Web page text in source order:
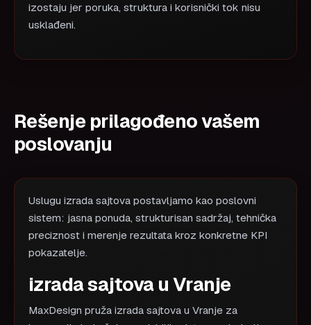
izostaju jer poruka, struktura i korisnički tok nisu
usklađeni.
Rešenje prilagođeno vašem
poslovanju
Uslugu izrada sajtova postavljamo kao poslovni
sistem: jasna ponuda, strukturisan sadržaj, tehnička
preciznost i merenje rezultata kroz konkretne KPI
pokazatelje.
izrada sajtova u Vranje
MaxDesign pruža izrada sajtova u Vranje za